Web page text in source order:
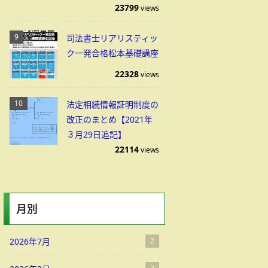
23799views
司法書士リアリスティッ
ク一発合格松本基礎講座
22328views
法定相続情報証明制度の
改正のまとめ【2021年
３月29日追記】
22114views
月別
2026年7月 2